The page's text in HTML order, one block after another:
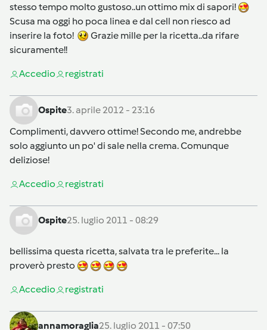
stesso tempo molto gustoso..un ottimo mix di sapori!
Scusa ma oggi ho poca linea e dal cell non riesco ad
inserire la foto!
Grazie mille per la ricetta..da rifare
sicuramente!!
Accedio registrati
Ospite3. aprile 2012 - 23:16
Complimenti, davvero ottime! Secondo me, andrebbe
solo aggiunto un po' di sale nella crema. Comunque
deliziose!
Accedio registrati
Ospite25. luglio 2011 - 08:29
bellissima questa ricetta, salvata tra le preferite... la
proverò presto
Accedio registrati
annamoraglia25. luglio 2011 - 07:50